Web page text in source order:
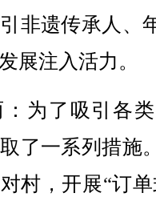
非遗传承人、
展注入活力。
了吸引各类
了一系列措施
村，开展“订